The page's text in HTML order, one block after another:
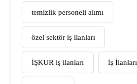
temizlik personeli alımı
özel sektör iş ilanları
İŞKUR iş ilanları İş İlanları